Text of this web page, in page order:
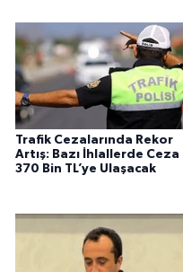
Trafik Cezalarında Rekor
Artış: Bazı İhlallerde Ceza
370 Bin TL’ye Ulaşacak